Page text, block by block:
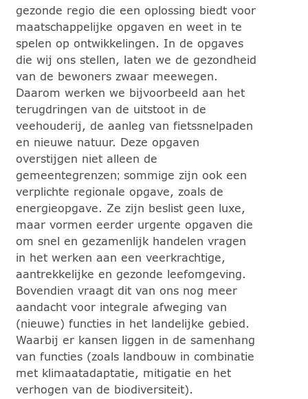
gezonde regio die een oplossing biedt voor
maatschappelijke opgaven en weet in te
spelen op ontwikkelingen. In de opgaves
die wij ons stellen, laten we de gezondheid
van de bewoners zwaar meewegen.
Daarom werken we bijvoorbeeld aan het
terugdringen van de uitstoot in de
veehouderij, de aanleg van fietssnelpaden
en nieuwe natuur. Deze opgaven
overstijgen niet alleen de
gemeentegrenzen; sommige zijn ook een
verplichte regionale opgave, zoals de
energieopgave. Ze zijn beslist geen luxe,
maar vormen eerder urgente opgaven die
om snel en gezamenlijk handelen vragen
in het werken aan een veerkrachtige,
aantrekkelijke en gezonde leefomgeving.
Bovendien vraagt dit van ons nog meer
aandacht voor integrale afweging van
(nieuwe) functies in het landelijke gebied.
Waarbij er kansen liggen in de samenhang
van functies (zoals landbouw in combinatie
met klimaatadaptatie, mitigatie en het
verhogen van de biodiversiteit).